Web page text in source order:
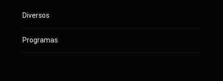
Diversos
Programas